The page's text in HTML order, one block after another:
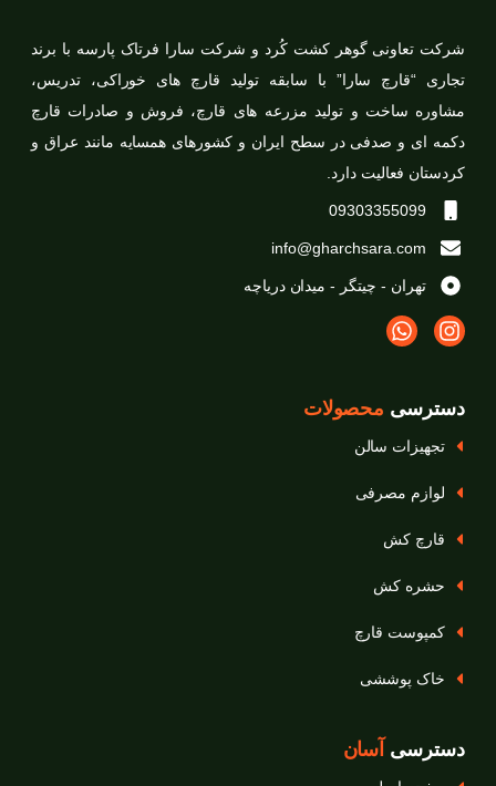
شرکت تعاونی گوهر کشت کُرد و شرکت سارا فرتاک پارسه با برند
تجاری “قارچ سارا” با سابقه تولید قارچ های خوراکی، تدریس،
مشاوره ساخت و تولید مزرعه های قارچ، فروش و صادرات قارچ
دکمه ای و صدفی در سطح ایران و کشورهای همسایه مانند عراق و
کردستان فعالیت دارد.
09303355099
info@gharchsara.com
تهران - چیتگر - میدان دریاچه
دسترسی محصولات
تجهیزات سالن
لوازم مصرفی
قارچ‌ کش
حشره‌ کش
کمپوست قارچ
خاک پوششی
دسترسی آسان